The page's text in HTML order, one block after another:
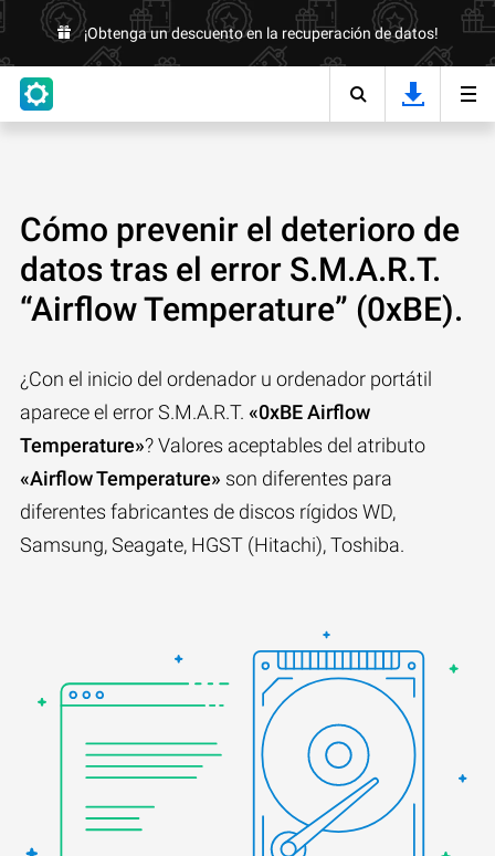
¡Obtenga un descuento en la recuperación de datos!
Cómo prevenir el deterioro de
datos tras el error S.M.A.R.T.
“Airflow Temperature” (0xBE).
¿Con el inicio del ordenador u ordenador portátil
aparece el error S.M.A.R.T. «0xBE Airflow
Temperature»? Valores aceptables del atributo
«Airflow Temperature» son diferentes para
diferentes fabricantes de discos rígidos WD,
Samsung, Seagate, HGST (Hitachi), Toshiba.